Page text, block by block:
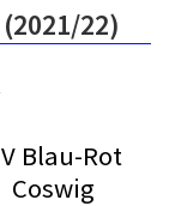
(2021/22)
Blau-Rot
Coswig